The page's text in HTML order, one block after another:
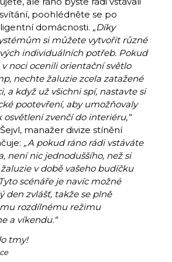
poohlédněte se po
domácnosti. „Díky
si můžete vytvořit různé
individuálních potřeb. Pokud
noci ocenili orientační světlo
nechte žaluzie zcela zatažené
a když už všichni spí, nastavte si
pootevření, aby umožňovaly
zvenčí do interiéru,“
manažer divize stínění
„A pokud ráno rádi vstáváte
není nic jednoduššího, než si
v době vašeho budíčku
scénáře je navíc možné
den zvlášť, takže se plně
rozdílnému režimu
a víkendu.“